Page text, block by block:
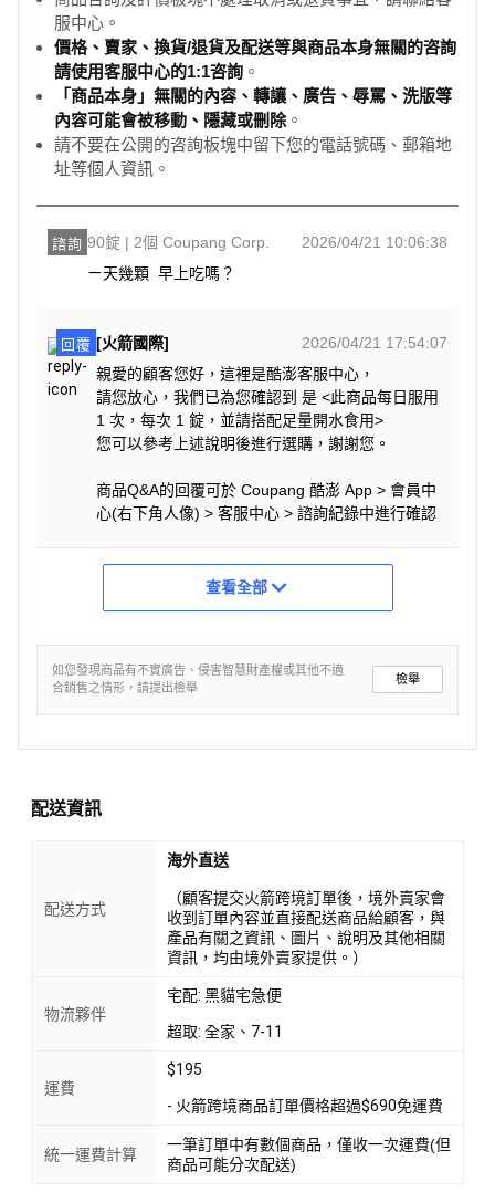
服中心。
價格、賣家、換貨/退貨及配送等與商品本身無關的咨詢
請使用客服中心的1:1咨詢 。
「商品本身」無關的內容、轉讓、廣告、辱罵、洗版等
內容可能會被移動、隱藏或刪除。
請不要在公開的咨詢板塊中留下您的電話號碼、郵箱地
址等個人資訊。
諮詢 90錠 | 2個 Coupang Corp.
2026/04/21 10:06:38
ㄧ天幾顆  早上吃嗎？
回覆 [火箭國際]
2026/04/21 17:54:07
親愛的顧客您好，這裡是酷澎客服中心，
請您放心，我們已為您確認到 是 <此商品每日服用
1 次，每次 1 錠，並請搭配足量開水食用>
您可以參考上述說明後進行選購，謝謝您。
商品Q&A的回覆可於 Coupang 酷澎 App > 會員中
心(右下角人像) > 客服中心 > 諮詢紀錄中進行確認
查看全部
如您發現商品有不實廣告、侵害智慧財產權或其他不適
合銷售之情形，請提出檢舉
檢舉
配送資訊
配送方式
海外直送
（顧客提交火箭跨境訂單後，境外賣家會
收到訂單內容並直接配送商品給顧客，與
產品有關之資訊、圖片、說明及其他相關
資訊，均由境外賣家提供。）
物流夥伴
宅配: 黑貓宅急便
超取: 全家、7-11
運費
$195
- 火箭跨境商品訂單價格超過$690免運費
統一運費計算
一筆訂單中有數個商品，僅收一次運費(但
商品可能分次配送)